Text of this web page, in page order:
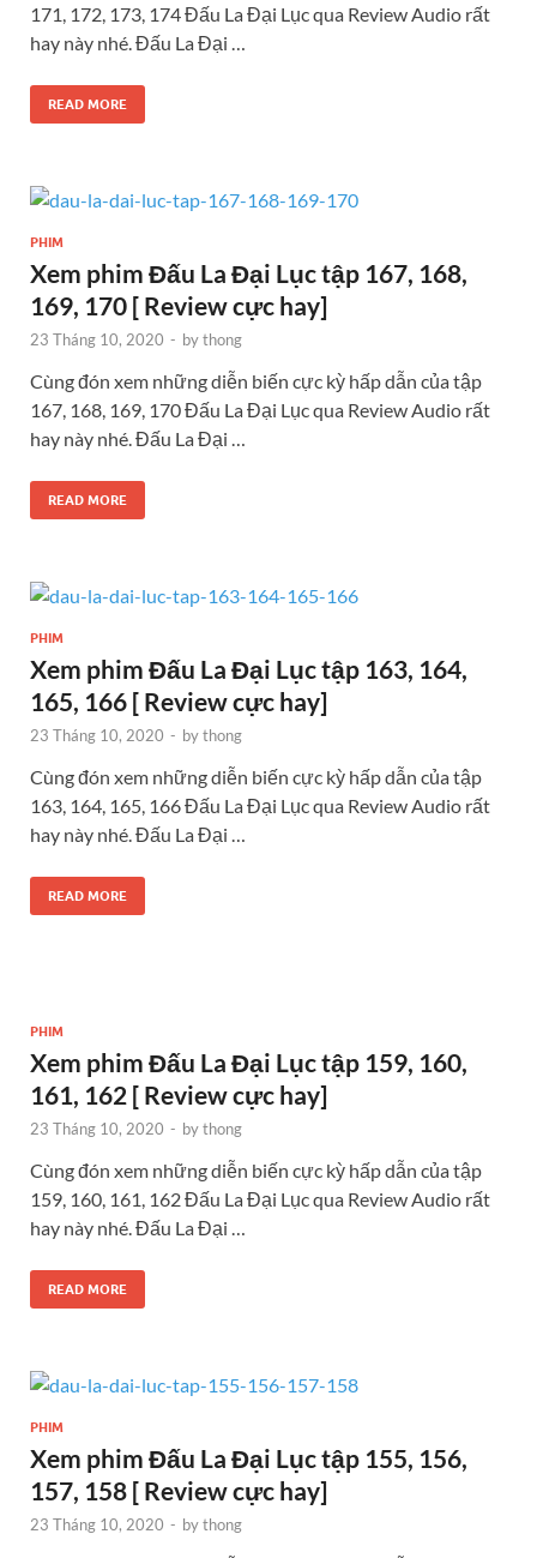
171, 172, 173, 174 Đấu La Đại Lục qua Review Audio rất
hay này nhé. Đấu La Đại …
READ MORE
PHIM
Xem phim Đấu La Đại Lục tập 167, 168,
169, 170 [ Review cực hay]
23 Tháng 10, 2020 - bythong
Cùng đón xem những diễn biến cực kỳ hấp dẫn của tập
167, 168, 169, 170 Đấu La Đại Lục qua Review Audio rất
hay này nhé. Đấu La Đại …
READ MORE
PHIM
Xem phim Đấu La Đại Lục tập 163, 164,
165, 166 [ Review cực hay]
23 Tháng 10, 2020 - bythong
Cùng đón xem những diễn biến cực kỳ hấp dẫn của tập
163, 164, 165, 166 Đấu La Đại Lục qua Review Audio rất
hay này nhé. Đấu La Đại …
READ MORE
PHIM
Xem phim Đấu La Đại Lục tập 159, 160,
161, 162 [ Review cực hay]
23 Tháng 10, 2020 - bythong
Cùng đón xem những diễn biến cực kỳ hấp dẫn của tập
159, 160, 161, 162 Đấu La Đại Lục qua Review Audio rất
hay này nhé. Đấu La Đại …
READ MORE
PHIM
Xem phim Đấu La Đại Lục tập 155, 156,
157, 158 [ Review cực hay]
23 Tháng 10, 2020 - bythong